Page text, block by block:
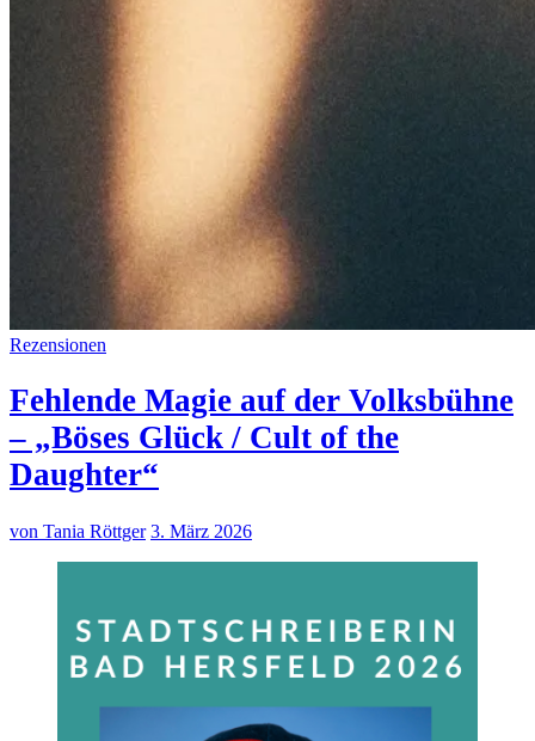
Rezensionen
Fehlende Magie auf der Volksbühne
– „Böses Glück / Cult of the
Daughter“
von Tania Röttger 3. März 2026